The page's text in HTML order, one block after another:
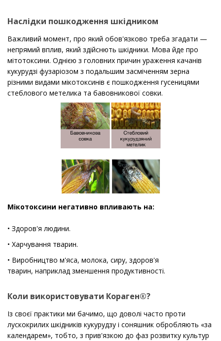
Наслідки пошкодження шкідником
Важливий момент, про який обов'язково треба згадати —
непрямий вплив, який здійснють шкідники. Мова йде про
мітотоксини. Однією з головних причин ураження качанів
кукурудзі фузаріозом з подальшим засміченням зерна
різними видами мікотоксинів є пошкодження гусеницями
стеблового метелика та бавовникової совки.
Мікотоксини негативно впливають на:
• Здоров'я людини.
• Харчування тварин.
• Виробництво м'яса, молока, сиру, здоров'я
тварин, наприклад зменшення продуктивності.
Коли використовувати Кораген®?
Із своєї практики ми бачимо, що доволі часто проти
лускокрилих шкідників кукурудзу і соняшник обробляють «за
календарем», тобто, з прив'язкою до фаз розвитку культур